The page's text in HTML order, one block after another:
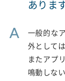
ありま
A
一般的な
外として
またアプ
鳴動しな